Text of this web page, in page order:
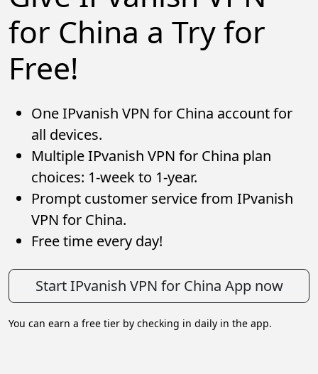
for China a Try for
Free!
One IPvanish VPN for China account for
all devices.
Multiple IPvanish VPN for China plan
choices: 1-week to 1-year.
Prompt customer service from IPvanish
VPN for China.
Free time every day!
Start IPvanish VPN for China App now
You can earn a free tier by checking in daily in the app.